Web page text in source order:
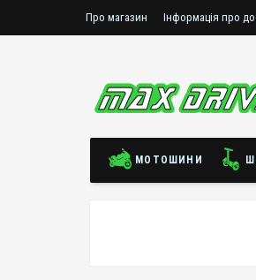
Про магазин Інформація про
МОТОШИНИ